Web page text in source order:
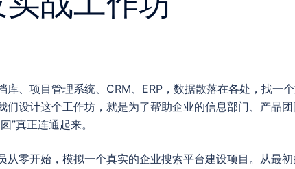
、项目管理系统、CRM、ERP，数据散落在各处，找一
设计这个工作坊，就是为了帮助企业的信息部门、产品
”真正连通起来。
零开始，模拟一个真实的企业搜索平台建设项目。从最